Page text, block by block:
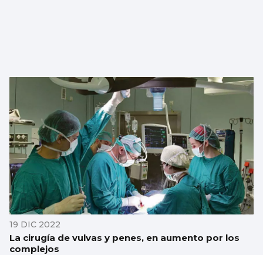
19 DIC 2022
La cirugía de vulvas y penes, en aumento por los
complejos